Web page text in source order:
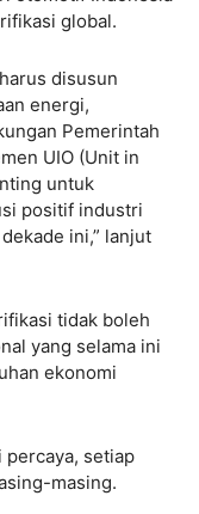
global.
disusun
energi,
Pemerintah
UIO (Unit in
untuk
positif industri
ini,” lanjut
tidak boleh
yang selama ini
ekonomi
setiap
masing.